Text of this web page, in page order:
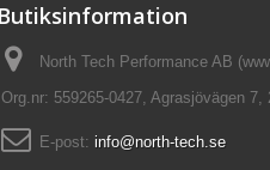
Butiksinformation
North Tech Performance AB
Org.nr: 559265-0427, Agrasjövägen 7,
E-post: info@north-tech.se